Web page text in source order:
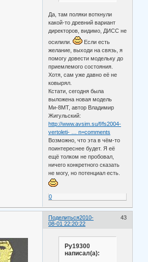
Да, там поляки воткнули
какой-то древний вариант
директоров, видимо, ДИСС не
осилили.
Если есть
желание, выходи на связь, я
помогу довести модельку до
приемлемого состояния.
Хотя, сам уже давно её не
ковырял.
Кстати, сегодня была
выложена новая модель
Ми-8МТ, автор Владимир
Жигульский:
http://www.avsim.su/f/fs2004-
vertoleti- … n=comments
Возможно, что эта в чём-то
поинтереснее будет. Я её
ещё толком не пробовал,
ничего конкретного сказать
не могу, но потенциал есть.
0
Поделиться 43
2010-
08-01 22:20:22
Ру19300
написал(а):